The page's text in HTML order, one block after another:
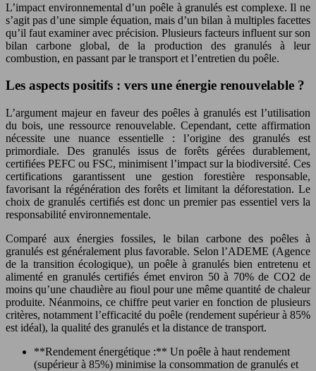
L’impact environnemental d’un poêle à granulés est complexe. Il ne
s’agit pas d’une simple équation, mais d’un bilan à multiples facettes
qu’il faut examiner avec précision. Plusieurs facteurs influent sur son
bilan carbone global, de la production des granulés à leur
combustion, en passant par le transport et l’entretien du poêle.
Les aspects positifs : vers une énergie renouvelable ?
L’argument majeur en faveur des poêles à granulés est l’utilisation
du bois, une ressource renouvelable. Cependant, cette affirmation
nécessite une nuance essentielle : l’origine des granulés est
primordiale. Des granulés issus de forêts gérées durablement,
certifiées PEFC ou FSC, minimisent l’impact sur la biodiversité. Ces
certifications garantissent une gestion forestière responsable,
favorisant la régénération des forêts et limitant la déforestation. Le
choix de granulés certifiés est donc un premier pas essentiel vers la
responsabilité environnementale.
Comparé aux énergies fossiles, le bilan carbone des poêles à
granulés est généralement plus favorable. Selon l’ADEME (Agence
de la transition écologique), un poêle à granulés bien entretenu et
alimenté en granulés certifiés émet environ 50 à 70% de CO2 de
moins qu’une chaudière au fioul pour une même quantité de chaleur
produite. Néanmoins, ce chiffre peut varier en fonction de plusieurs
critères, notamment l’efficacité du poêle (rendement supérieur à 85%
est idéal), la qualité des granulés et la distance de transport.
**Rendement énergétique :** Un poêle à haut rendement
(supérieur à 85%) minimise la consommation de granulés et